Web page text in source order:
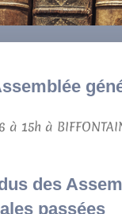
15h à
des
passées